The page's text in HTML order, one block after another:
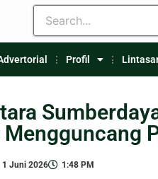
Profil
1 Juni 2026 1:48 PM